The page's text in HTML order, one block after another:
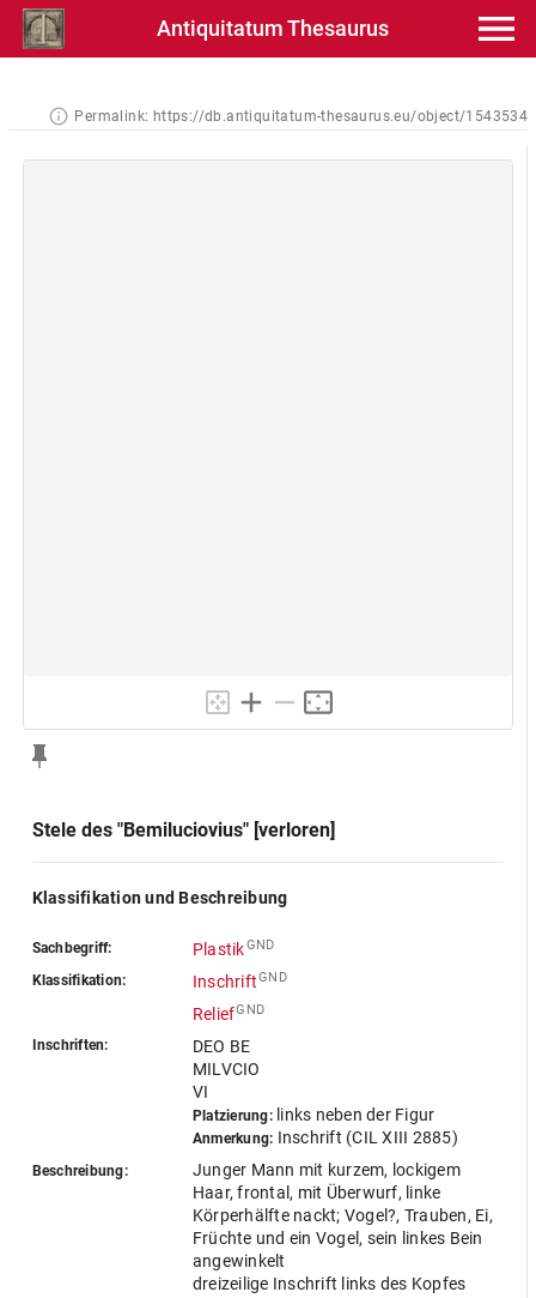
Antiquitatum Thesaurus
Permalink: https://db.antiquitatum-thesaurus.eu/object/1543534
Stele des "Bemiluciovius" [verloren]
Klassifikation und Beschreibung
Sachbegriff: PlastikGND
Klassifikation: InschriftGND
ReliefGND
Inschriften:
DEO BE
MILVCIO
VI
Platzierung:links neben der Figur
Anmerkung: Inschrift (CIL XIII 2885)
Beschreibung:
Junger Mann mit kurzem, lockigem
Haar, frontal, mit Überwurf, linke
Körperhälfte nackt; Vogel?, Trauben, Ei,
Früchte und ein Vogel, sein linkes Bein
angewinkelt
dreizeilige Inschrift links des Kopfes